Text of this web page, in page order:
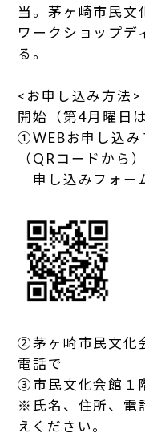
当。茅ヶ崎市民
ワークショップデ
る。
<お申し込み方法
開始（第4月曜日
①WEBお申し込み
（QRコードから）
申し込みフォー
②茅ヶ崎市民文化
電話で
③市民文化会館１
※氏名、住所、電
えください。